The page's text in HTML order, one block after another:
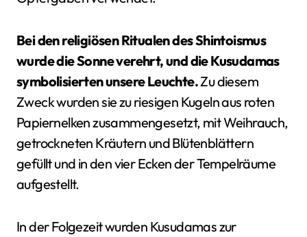
Bei den religiösen Ritualen des Shintoismus
wurde die Sonne verehrt, und die Kusudamas
symbolisierten unsere Leuchte.Zu diesem
Zweck wurden sie zu riesigen Kugeln aus roten
Papiernelken zusammengesetzt, mit Weihrauch,
getrockneten Kräutern und Blütenblättern
gefüllt und in den vier Ecken der Tempelräume
aufgestellt.
In der Folgezeit wurden Kusudamas zur